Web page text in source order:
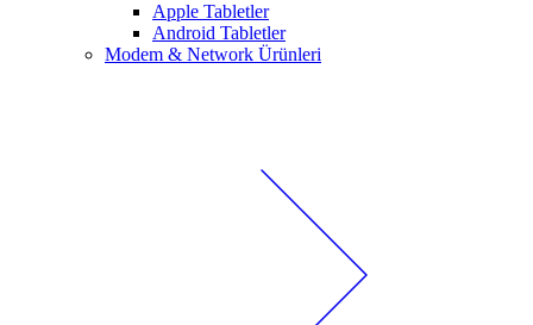
Apple Tabletler
Android Tabletler
Modem & Network Ürünleri